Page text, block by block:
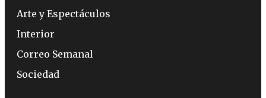
Arte y Espectáculos
Interior
Correo Semanal
Sociedad